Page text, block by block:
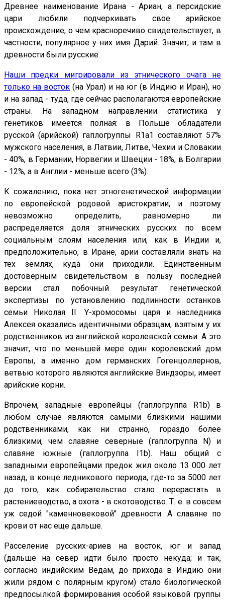
Древнее наименование Ирана - Ариан, а персидские
цари любили подчеркивать свое арийское
происхождение, о чем красноречиво свидетельствует, в
частности, популярное у них имя Дарий. Значит, и там в
древности были русские.
Наши предки мигрировали из этнического очага не
только на восток (на Урал) и на юг (в Индию и Иран), но
и на запад - туда, где сейчас располагаются европейские
страны. На западном направлении статистика у
генетиков имеется полная: в Польше обладатели
русской (арийской) гаплогруппы R1a1 составляют 57%
мужского населения, в Латвии, Литве, Чехии и Словакии
- 40%, в Германии, Норвегии и Швеции - 18%, в Болгарии
- 12%, а в Англии - меньше всего (3%).
К сожалению, пока нет этногенетической информации
по европейской родовой аристократии, и поэтому
невозможно определить, равномерно ли
распределяется доля этнических русских по всем
социальным слоям населения или, как в Индии и,
предположительно, в Иране, арии составляли знать на
тех землях, куда они приходили. Единственным
достоверным свидетельством в пользу последней
версии стал побочный результат генетической
экспертизы по установлению подлинности останков
семьи Николая II. Y-хромосомы царя и наследника
Алексея оказались идентичными образцам, взятым у их
родственников из английской королевской семьи. А это
значит, что по меньшей мере один королевский дом
Европы, а именно дом германских Гогенцоллернов,
ветвью которого являются английские Виндзоры, имеет
арийские корни.
Впрочем, западные европейцы (гаплогруппа R1b) в
любом случае являются самыми близкими нашими
родственниками, как ни странно, гораздо более
близкими, чем славяне северные (гаплогруппа N) и
славяне южные (гаплогруппа I1b). Наш общий с
западными европейцами предок жил около 13 000 лет
назад, в конце ледникового периода, где-то за 5000 лет
до того, как собирательство стало перерастать в
растениеводство, а охота - в скотоводство. Т. е. в совсем
уж седой "каменновековой" древности. А славяне по
крови от нас еще дальше.
Расселение русских-ариев на восток, юг и запад
(дальше на север идти было просто некуда; и так,
согласно индийским Ведам, до прихода в Индию они
жили рядом с полярным кругом) стало биологической
предпосылкой формирования особой языковой группы